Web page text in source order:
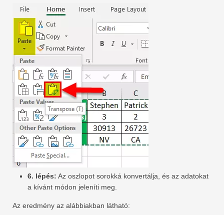
6. lépés: Az oszlopot sorokká konvertálja, és az adatokat
a kívánt módon jeleníti meg.
Az eredmény az alábbiakban látható: